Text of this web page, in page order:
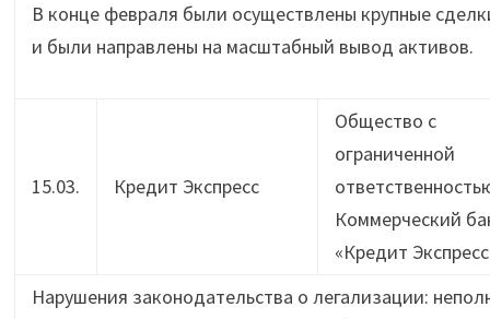
В конце февраля были осуществлены крупные
и были направлены на масштабный вывод активов.
15.03. Кредит Экспресс
Общество с
ограниченной
Коммерческий
«Кредит
Нарушения законодательства о легализации: